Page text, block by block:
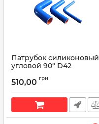
Патрубок силиконовый
угловой 90° D42
Артикул: 90° D42 L200*200
510,00 грн